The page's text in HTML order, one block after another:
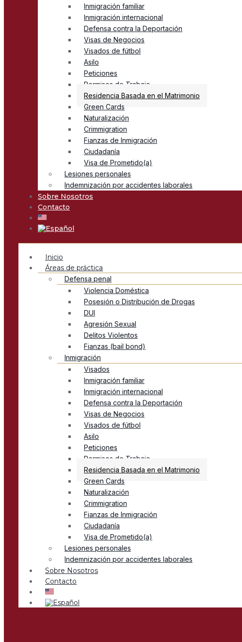
Inmigración familiar
Inmigración internacional
Defensa contra la Deportación
Visas de Negocios
Visados de fútbol
Asilo
Peticiones
Permisos de Trabajo
Residencia Basada en el Matrimonio
Green Cards
Naturalización
Crimmigration
Fianzas de Inmigración
Ciudadanía
Visa de Prometido(a)
Lesiones personales
Indemnización por accidentes laborales
Sobre Nosotros
Contacto
Inicio
Áreas de práctica
Defensa penal
Violencia Doméstica
Posesión o Distribución de Drogas
DUI
Agresión Sexual
Delitos Violentos
Fianzas (bail bond)
Inmigración
Visados
Inmigración familiar
Inmigración internacional
Defensa contra la Deportación
Visas de Negocios
Visados de fútbol
Asilo
Peticiones
Permisos de Trabajo
Residencia Basada en el Matrimonio
Green Cards
Naturalización
Crimmigration
Fianzas de Inmigración
Ciudadanía
Visa de Prometido(a)
Lesiones personales
Indemnización por accidentes laborales
Sobre Nosotros
Contacto